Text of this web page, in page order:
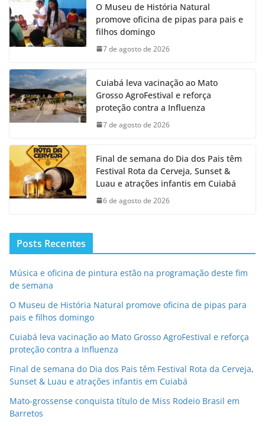
O Museu de História Natural
promove oficina de pipas para pais e
filhos domingo
7 de agosto de 2026
Cuiabá leva vacinação ao Mato
Grosso AgroFestival e reforça
proteção contra a Influenza
7 de agosto de 2026
Final de semana do Dia dos Pais têm
Festival Rota da Cerveja, Sunset &
Luau e atrações infantis em Cuiabá
6 de agosto de 2026
Posts Recentes
Música e oficina de pintura estão na programação deste fim
de semana
O Museu de História Natural promove oficina de pipas para
pais e filhos domingo
Cuiabá leva vacinação ao Mato Grosso AgroFestival e reforça
proteção contra a Influenza
Final de semana do Dia dos Pais têm Festival Rota da Cerveja,
Sunset & Luau e atrações infantis em Cuiabá
Mato-grossense conquista título de Miss Rodeio Brasil em
Barretos